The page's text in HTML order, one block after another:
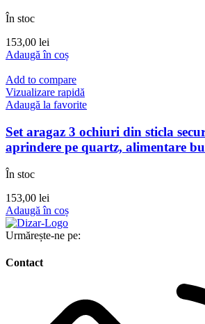
În stoc
153,00 lei
Adaugă în coș
Add to compare
Vizualizare rapidă
Adaugă la favorite
Set aragaz 3 ochiuri din sticla
aprindere pe quartz, alimentare
În stoc
153,00 lei
Adaugă în coș
Urmărește-ne pe:
Contact